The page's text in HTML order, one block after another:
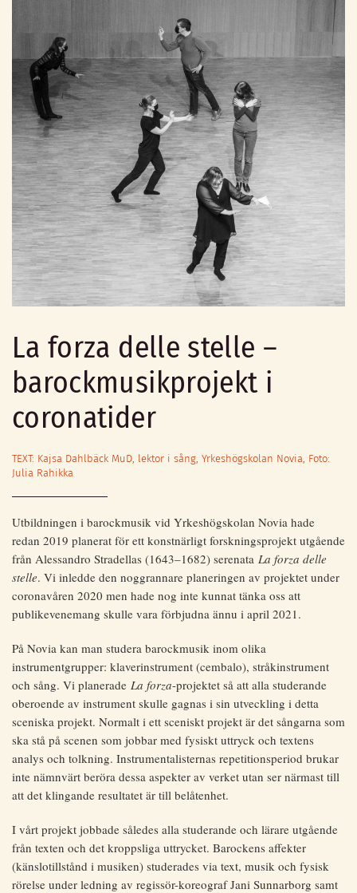
La forza delle stelle –
barockmusikprojekt i
coronatider
TEXT: Kajsa Dahlbäck MuD, lektor i sång, Yrkeshögskolan Novia, Foto:
Julia Rahikka
Utbildningen i barockmusik vid Yrkeshögskolan Novia hade
redan 2019 planerat för ett konstnärligt forskningsprojekt utgående
från Alessandro Stradellas (1643–1682) serenata La forza delle
stelle. Vi inledde den noggrannare planeringen av projektet under
coronavåren 2020 men hade nog inte kunnat tänka oss att
publikevenemang skulle vara förbjudna ännu i april 2021.
På Novia kan man studera barockmusik inom olika
instrumentgrupper: klaverinstrument (cembalo), stråkinstrument
och sång. Vi planerade La forza-projektet så att alla studerande
oberoende av instrument skulle gagnas i sin utveckling i detta
sceniska projekt. Normalt i ett sceniskt projekt är det sångarna som
ska stå på scenen som jobbar med fysiskt uttryck och textens
analys och tolkning. Instrumentalisternas repetitionsperiod brukar
inte nämnvärt beröra dessa aspekter av verket utan ser närmast till
att det klingande resultatet är till belåtenhet.
I vårt projekt jobbade således alla studerande och lärare utgående
från texten och det kroppsliga uttrycket. Barockens affekter
(känslotillstånd i musiken) studerades via text, musik och fysisk
rörelse under ledning av regissör-koreograf Jani Sunnarborg samt